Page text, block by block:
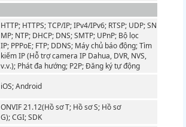
HTTP; HTTPS;TCP/IP;IPv4/IPv6; RTSP; UDP;SN
MP; NTP; DHCP; DNS;SMTP; UPnP; Bộ lọc
IP; PPPoE; FTP; DDNS; Máy chủ báo động;Tìm
kiếm IP (Hỗ trợ camera IP Dahua, DVR, NVS,
v.v.); Phát đa hướng; P2P;Đăng ký tự động
iOS;Android
ONVIF 21.12(Hồ sơ T; Hồ sơ S; Hồ sơ
G);CGI;SDK